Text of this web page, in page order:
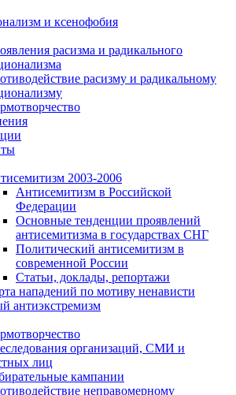
и ксенофобия
расизма и радикального
расизму и радикальному
2003-2006
Антисемитизм в Российской
Федерации
Основные тенденции проявлений
антисемитизма в государствах СНГ
Политический антисемитизм в
современной России
Статьи, доклады, репортажи
нападений по мотиву ненависти
антиэкстремизм
организаций, СМИ и
лиц
кампании
неправомерному